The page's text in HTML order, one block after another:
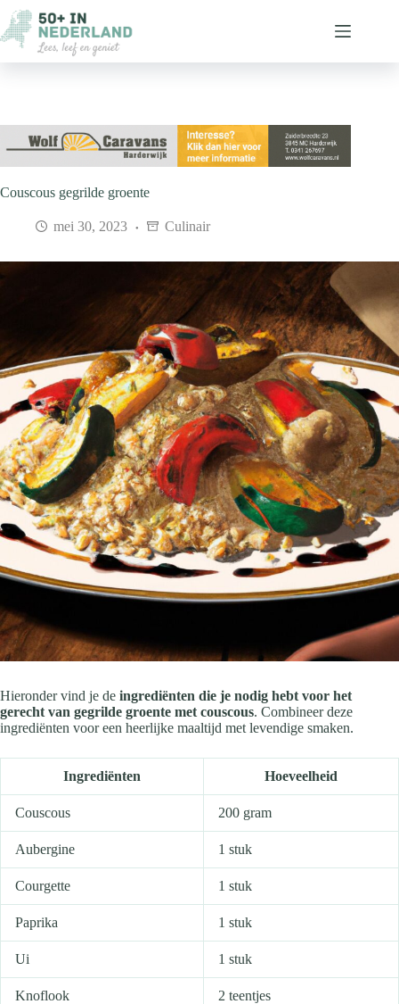
naar
de
inhoud
Couscous gegrilde groente
mei 30, 2023 Culinair
Hieronder vind je de ingrediënten die je nodig hebt voor het
gerecht van gegrilde groente met couscous. Combineer deze
ingrediënten voor een heerlijke maaltijd met levendige smaken.
Ingrediënten Hoeveelheid
Couscous 200 gram
Aubergine 1 stuk
Courgette 1 stuk
Paprika 1 stuk
Ui 1 stuk
Knoflook 2 teentjes